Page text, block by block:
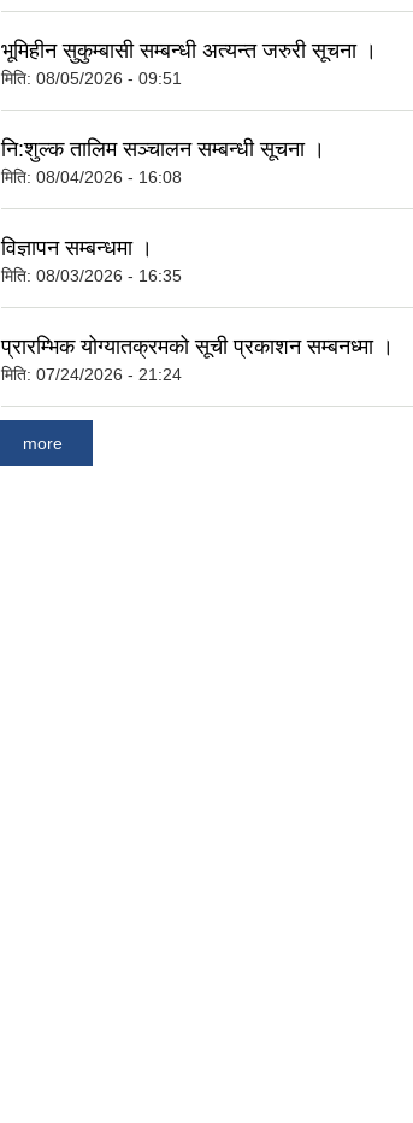
भूमिहीन सुकुम्बासी सम्बन्धी अत्यन्त जरुरी सूचना ।
मिति: 08/05/2026 - 09:51
नि:शुल्क तालिम सञ्चालन सम्बन्धी सूचना ।
मिति: 08/04/2026 - 16:08
विज्ञापन सम्बन्धमा ।
मिति: 08/03/2026 - 16:35
प्रारम्भिक योग्यातक्रमको सूची प्रकाशन सम्बनध्मा ।
मिति: 07/24/2026 - 21:24
more